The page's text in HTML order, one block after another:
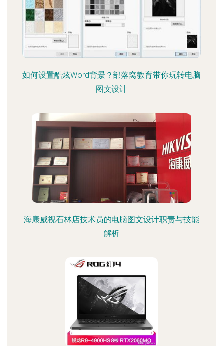
如何设置酷炫Word背景？部落窝教育带你玩转电脑
图文设计
海康威视石林店技术员的电脑图文设计职责与技能
解析